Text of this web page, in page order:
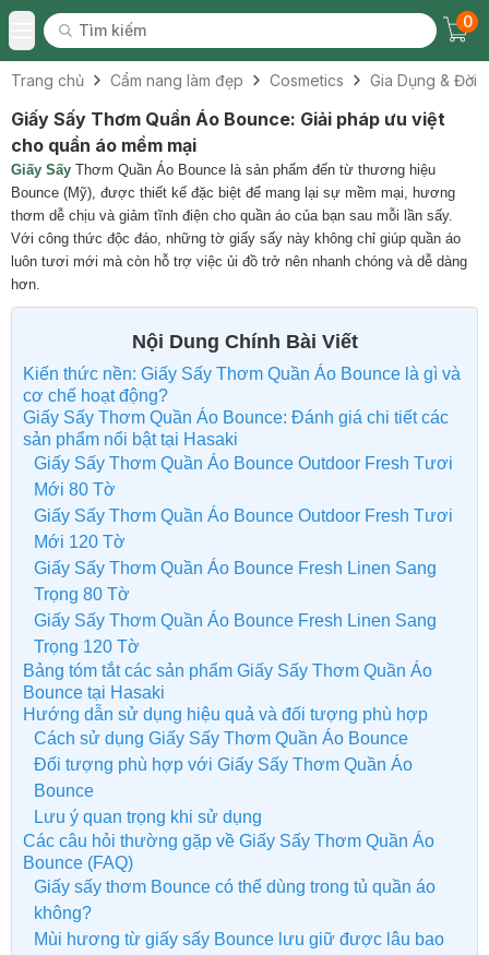
Toggle Menu
Tìm kiếm
Tìm kiếm
0
Trang chủ Cẩm nang làm đẹp Cosmetics Gia Dụng & Đời
Giấy Sấy Thơm Quần Áo Bounce: Giải pháp ưu việt
cho quần áo mềm mại
Giấy Sấy Thơm Quần Áo Bounce là sản phẩm đến từ thương hiệu
Bounce (Mỹ), được thiết kế đặc biệt để mang lại sự mềm mại, hương
thơm dễ chịu và giảm tĩnh điện cho quần áo của bạn sau mỗi lần sấy.
Với công thức độc đáo, những tờ giấy sấy này không chỉ giúp quần áo
luôn tươi mới mà còn hỗ trợ việc ủi đồ trở nên nhanh chóng và dễ dàng
hơn.
Nội Dung Chính Bài Viết
Kiến thức nền: Giấy Sấy Thơm Quần Áo Bounce là gì và
cơ chế hoạt động?
Giấy Sấy Thơm Quần Áo Bounce: Đánh giá chi tiết các
sản phẩm nổi bật tại Hasaki
Giấy Sấy Thơm Quần Áo Bounce Outdoor Fresh Tươi
Mới 80 Tờ
Giấy Sấy Thơm Quần Áo Bounce Outdoor Fresh Tươi
Mới 120 Tờ
Giấy Sấy Thơm Quần Áo Bounce Fresh Linen Sang
Trọng 80 Tờ
Giấy Sấy Thơm Quần Áo Bounce Fresh Linen Sang
Trọng 120 Tờ
Bảng tóm tắt các sản phẩm Giấy Sấy Thơm Quần Áo
Bounce tại Hasaki
Hướng dẫn sử dụng hiệu quả và đối tượng phù hợp
Cách sử dụng Giấy Sấy Thơm Quần Áo Bounce
Đối tượng phù hợp với Giấy Sấy Thơm Quần Áo
Bounce
Lưu ý quan trọng khi sử dụng
Các câu hỏi thường gặp về Giấy Sấy Thơm Quần Áo
Bounce (FAQ)
Giấy sấy thơm Bounce có thể dùng trong tủ quần áo
không?
Mùi hương từ giấy sấy Bounce lưu giữ được lâu bao